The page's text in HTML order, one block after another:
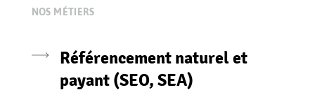
NOS MÉTIERS
Référencement naturel et
payant (SEO, SEA)